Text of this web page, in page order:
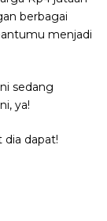
berbagai
menjadi
sedang
ya!
dia dapat!